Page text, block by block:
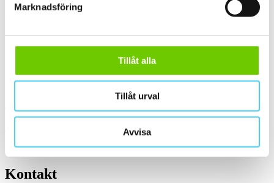
Marknadsföring
Tillåt alla
Tillåt urval
Avvisa
Handla kakel, och klinker online. I vår webbshop outlet hittar ni ett
brett utbud till riktigt bra priser.
klinker.
Kakel, klinker, mosaik och granitkeramik →
Kontakt